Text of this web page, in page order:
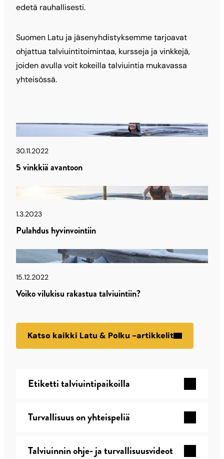
edetä rauhallisesti.
Suomen Latu ja jäsenyhdistyksemme tarjoavat
ohjattua talviuintitoimintaa, kursseja ja vinkkejä,
joiden avulla voit kokeilla talviuintia mukavassa
yhteisössä.
Uusimmat
Latu
&
Polku
-
artikkelit
Latu & Polku
30.11.2022
5 vinkkiä avantoon
Latu & Polku
1.3.2023
Pulahdus hyvinvointiin
Latu & Polku
15.12.2022
Voiko vilukisu rakastua talviuintiin?
Katso kaikki Latu & Polku -artikkelit
Talviuinnin
videosarja
Etiketti talviuintipaikoilla
Turvallisuus on yhteispeliä
Talviuinnin ohje- ja turvallisuusvideot